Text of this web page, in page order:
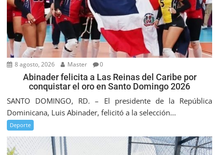
8 agosto, 2026 Master 0
Abinader felicita a Las Reinas del Caribe por
conquistar el oro en Santo Domingo 2026
SANTO DOMINGO, RD. – El presidente de la República
Dominicana, Luis Abinader, felicitó a la selección...
Deporte